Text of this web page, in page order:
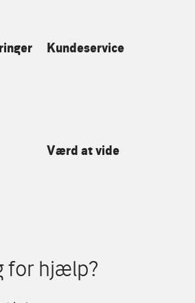
Kundeservice
Værd at vide
for hjælp?